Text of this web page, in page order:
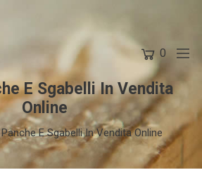
0
E Sgabelli In Vendita
Online
E Sgabelli In Vendita Online